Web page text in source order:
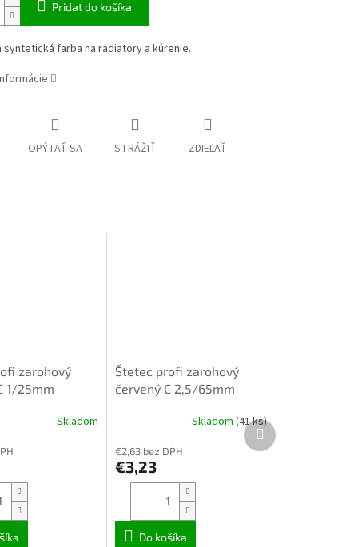
Pridať do košíka
syntetická farba na radiatory a kúrenie.
OPÝTAŤ SA STRÁŽIŤ ZDIEĽAŤ
zarohový
1/25mm
Skladom
Štetec profi zarohový
červený C 2,5/65mm
Skladom (41 ks)
€2,63 bez DPH
€3,23
Do košíka
Ďalší
produkt